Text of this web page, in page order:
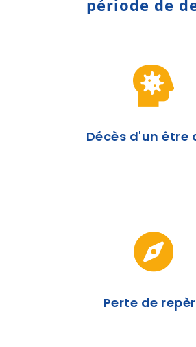
période de

Décès d'un être

Perte de